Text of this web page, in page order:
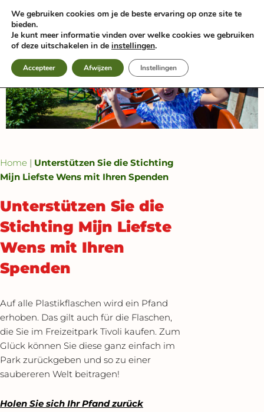
Inhalt
springen
Home | Unterstützen Sie die Stichting
Mijn Liefste Wens mit Ihren Spenden
Unterstützen Sie die
Stichting Mijn Liefste
Wens mit Ihren
Spenden
Auf alle Plastikflaschen wird ein Pfand
erhoben. Das gilt auch für die Flaschen,
die Sie im Freizeitpark Tivoli kaufen. Zum
Glück können Sie diese ganz einfach im
Park zurückgeben und so zu einer
saubereren Welt beitragen!
Holen Sie sich Ihr Pfand zurück
We gebruiken cookies om je de beste ervaring op onze site te
bieden.
Je kunt meer informatie vinden over welke cookies we gebruiken
of deze uitschakelen in de instellingen.
Accepteer Afwijzen Instellingen